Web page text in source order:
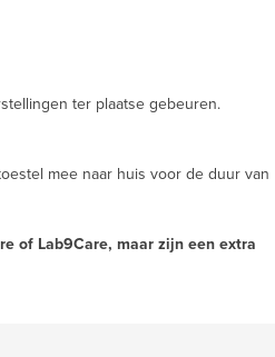
ter plaatse gebeuren.
mee naar huis voor de duur van
of Lab9Care, maar zijn een extra